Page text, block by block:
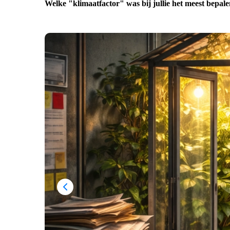
Welke "klimaatfactor" was bij jullie het meest